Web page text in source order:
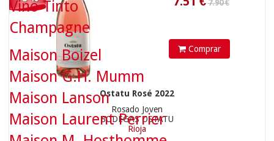
Comprar
Ostatu Rosé 2022
Rosado Joven
BODEGAS OSTATU
Rioja
Vino Tinto
Champagne
Maison Boizel
Maison G.H. Mumm
Maison Lanson
Maison Laurent Perrier